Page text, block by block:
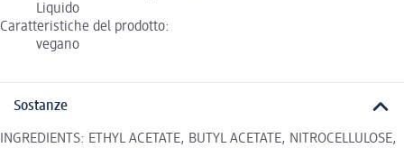
Liquido
Caratteristiche del prodotto:
vegano
Sostanze
INGREDIENTS: ETHYL ACETATE, BUTYL ACETATE, NITROCELLULOSE,